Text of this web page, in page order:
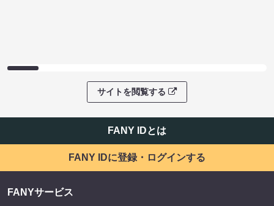
サイトを閲覧する
FANY IDとは
FANY IDに登録・ログインする
FANYサービス